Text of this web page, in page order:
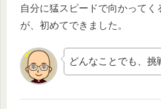
自分に猛スピードで向かってく
が、初めてできました。
どんなことでも、挑